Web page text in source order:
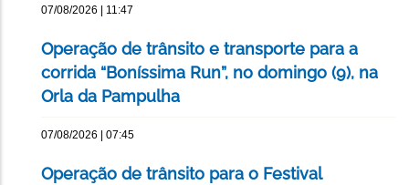
07/08/2026 | 11:47
Operação de trânsito e transporte para a
corrida “Boníssima Run”, no domingo (9), na
Orla da Pampulha
07/08/2026 | 07:45
Operação de trânsito para o Festival